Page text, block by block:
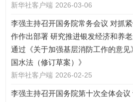
新华社客户端 2026-03-06
李强主持召开国务院常务会议 对抓
作作出部署 研究推进银发经济和养
通过《关于加强基层消防工作的意
国水法（修订草案）》
新华社客户端 2026-02-25
李强主持召开国务院第十次全体会